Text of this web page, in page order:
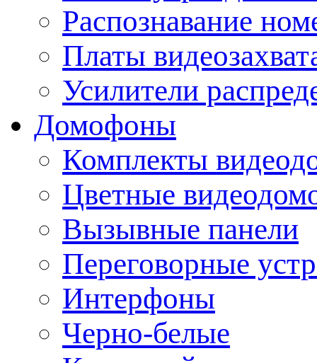
Распознавание
Платы
Усилители
Домофоны
Комплекты
Цветные
Вызывные панели
Переговорные
Интерфоны
Черно-белые